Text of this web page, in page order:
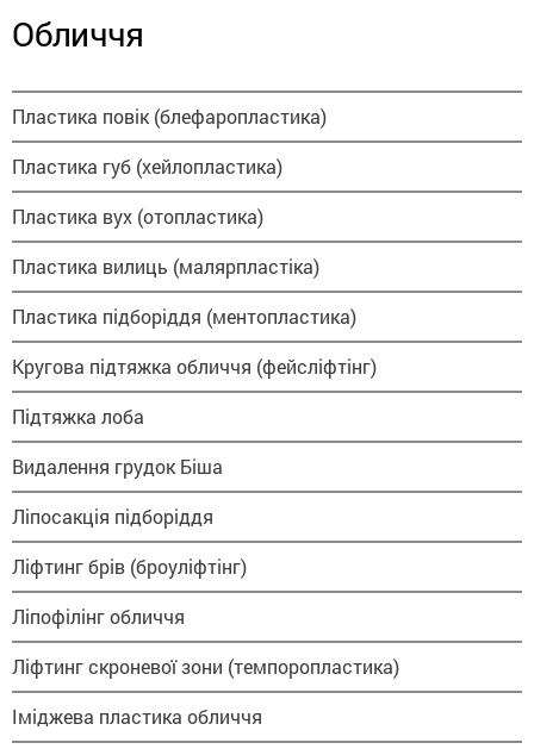
Обличчя
Пластика повік (блефаропластика)
Пластика губ (хейлопластика)
Пластика вух (отопластика)
Пластика вилиць (малярпластіка)
Пластика підборіддя (ментопластика)
Кругова підтяжка обличчя (фейсліфтінг)
Підтяжка лоба
Видалення грудок Біша
Ліпосакція підборіддя
Ліфтинг брів (броуліфтінг)
Ліпофілінг обличчя
Ліфтинг скроневої зони (темпоропластика)
Іміджева пластика обличчя